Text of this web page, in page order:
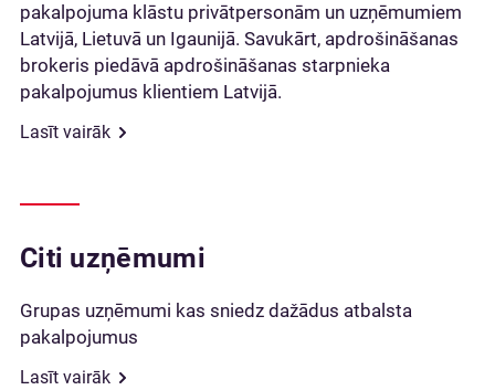
pakalpojuma klāstu privātpersonām un uzņēmumiem
Latvijā, Lietuvā un Igaunijā. Savukārt, apdrošināšanas
brokeris piedāvā apdrošināšanas starpnieka
pakalpojumus klientiem Latvijā.
Lasīt vairāk
Citi uzņēmumi
Grupas uzņēmumi kas sniedz dažādus atbalsta
pakalpojumus
Lasīt vairāk